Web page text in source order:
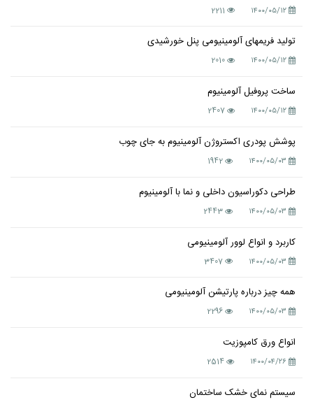
۱۴۰۰/۰۵/۱۲ 2211
تولید فریمهای آلومینیومی پنل خورشیدی
۱۴۰۰/۰۵/۱۲ 2010
ساخت پروفیل آلومینیوم
۱۴۰۰/۰۵/۱۲ 2407
پوشش پودری اکستروژن آلومینیوم به جای چوب
۱۴۰۰/۰۵/۰۳ 1942
طراحی دکوراسیون داخلی و نما با آلومینیوم
۱۴۰۰/۰۵/۰۳ 2443
کاربرد و انواع لوور آلومینیومی
۱۴۰۰/۰۵/۰۳ 3407
همه چیز درباره پارتیشن آلومینیومی
۱۴۰۰/۰۵/۰۳ 2296
انواع ورق کامپوزیت
۱۴۰۰/۰۴/۲۶ 2514
سیستم نمای خشک ساختمان